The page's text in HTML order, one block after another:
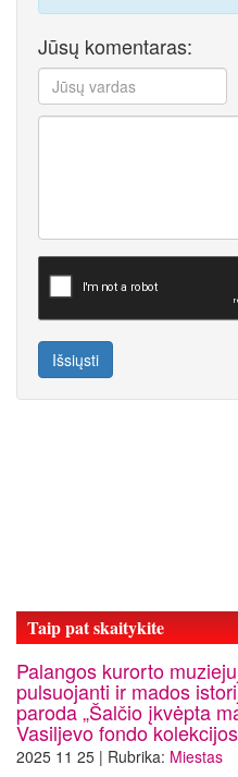
Jūsų komentaras:
Išsiųsti
Taip pat skaitykite
Palangos kurorto
pulsuojanti ir mados
paroda „Šalčio įkvėpta
Vasiljevo fondo kolekcijos
2025 11 25 | Rubrika: Miestas